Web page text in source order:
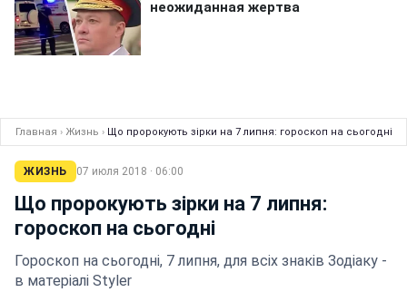
Главная › Жизнь › Що пророкують зірки на 7 липня: гороскоп на сьогодні
ЖИЗНЬ 07 июля 2018 · 06:00
Що пророкують зірки на 7 липня:
гороскоп на сьогодні
Гороскоп на сьогодні, 7 липня, для всіх знаків Зодіаку -
в матеріалі Styler